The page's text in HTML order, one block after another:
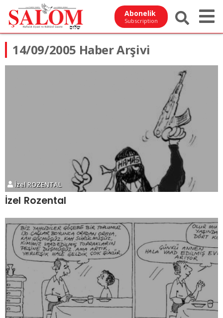
Abonelik
Subscription
14/09/2005 Haber Arşivi
İzel ROZENTAL
İzel Rozental